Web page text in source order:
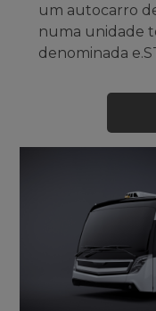
um autocarro
numa unidade
denominada